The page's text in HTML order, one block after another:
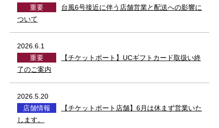
重要
台風6号接近に伴う店舗営業と配送への影響に
ついて
2026.6.1
重要
【チケットポート】UCギフトカード取扱い終
了のご案内
2026.5.20
店舗情報
【チケットポート店舗】6月は休まず営業いた
します。